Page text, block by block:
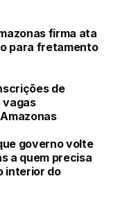
firma ata
para fretamento
de
vagas
governo volte
a quem precisa
interior do